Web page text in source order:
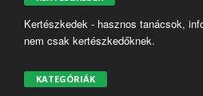
Kertészkedek - hasznos tanácsok,
nem csak kertészkedőknek.
KATEGÓRIÁK